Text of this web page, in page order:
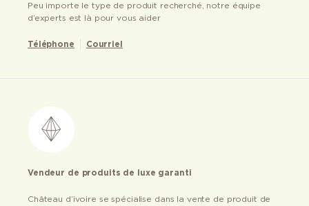
Peu importe le type de produit recherché, notre équipe
d’experts est là pour vous aider
Téléphone Courriel
Vendeur de produits de luxe garanti
Château d’ivoire se spécialise dans la vente de produit de